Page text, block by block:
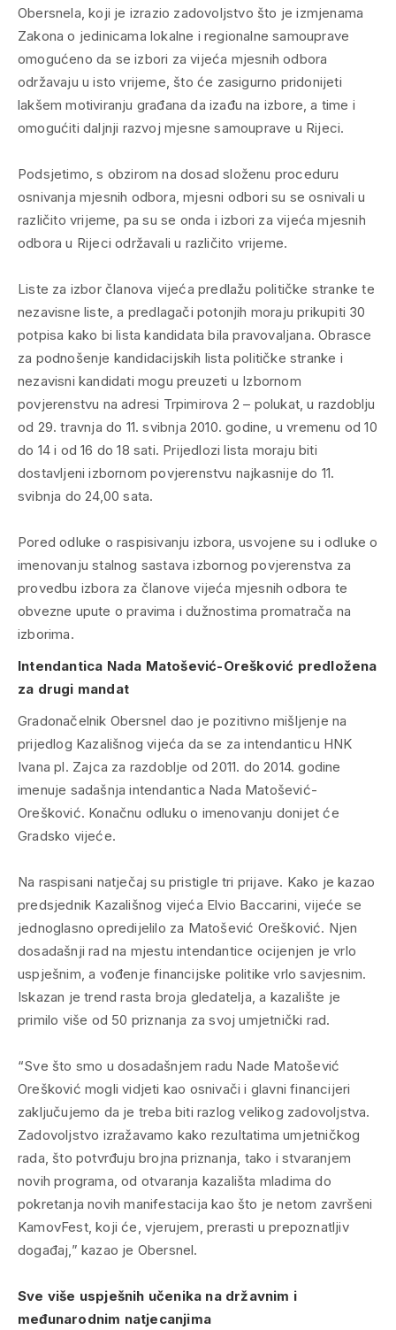
Obersnela, koji je izrazio zadovoljstvo što je izmjenama
Zakona o jedinicama lokalne i regionalne samouprave
omogućeno da se izbori za vijeća mjesnih odbora
održavaju u isto vrijeme, što će zasigurno pridonijeti
lakšem motiviranju građana da izađu na izbore, a time i
omogućiti daljnji razvoj mjesne samouprave u Rijeci.
Podsjetimo, s obzirom na dosad složenu proceduru
osnivanja mjesnih odbora, mjesni odbori su se osnivali u
različito vrijeme, pa su se onda i izbori za vijeća mjesnih
odbora u Rijeci održavali u različito vrijeme.
Liste za izbor članova vijeća predlažu političke stranke te
nezavisne liste, a predlagači potonjih moraju prikupiti 30
potpisa kako bi lista kandidata bila pravovaljana. Obrasce
za podnošenje kandidacijskih lista političke stranke i
nezavisni kandidati mogu preuzeti u Izbornom
povjerenstvu na adresi Trpimirova 2 – polukat, u razdoblju
od 29. travnja do 11. svibnja 2010. godine, u vremenu od 10
do 14 i od 16 do 18 sati. Prijedlozi lista moraju biti
dostavljeni izbornom povjerenstvu najkasnije do 11.
svibnja do 24,00 sata.
Pored odluke o raspisivanju izbora, usvojene su i odluke o
imenovanju stalnog sastava izbornog povjerenstva za
provedbu izbora za članove vijeća mjesnih odbora te
obvezne upute o pravima i dužnostima promatrača na
izborima.
Intendantica Nada Matošević-Orešković predložena
za drugi mandat
Gradonačelnik Obersnel dao je pozitivno mišljenje na
prijedlog Kazališnog vijeća da se za intendanticu HNK
Ivana pl. Zajca za razdoblje od 2011. do 2014. godine
imenuje sadašnja intendantica Nada Matošević-
Orešković. Konačnu odluku o imenovanju donijet će
Gradsko vijeće.
Na raspisani natječaj su pristigle tri prijave. Kako je kazao
predsjednik Kazališnog vijeća Elvio Baccarini, vijeće se
jednoglasno opredijelilo za Matošević Orešković. Njen
dosadašnji rad na mjestu intendantice ocijenjen je vrlo
uspješnim, a vođenje financijske politike vrlo savjesnim.
Iskazan je trend rasta broja gledatelja, a kazalište je
primilo više od 50 priznanja za svoj umjetnički rad.
“Sve što smo u dosadašnjem radu Nade Matošević
Orešković mogli vidjeti kao osnivači i glavni financijeri
zaključujemo da je treba biti razlog velikog zadovoljstva.
Zadovoljstvo izražavamo kako rezultatima umjetničkog
rada, što potvrđuju brojna priznanja, tako i stvaranjem
novih programa, od otvaranja kazališta mladima do
pokretanja novih manifestacija kao što je netom završeni
KamovFest, koji će, vjerujem, prerasti u prepoznatljiv
događaj,” kazao je Obersnel.
Sve više uspješnih učenika na državnim i
međunarodnim natjecanjima